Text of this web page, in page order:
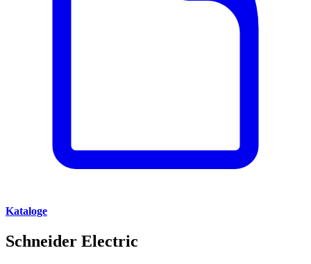
Kataloge
Schneider Electric